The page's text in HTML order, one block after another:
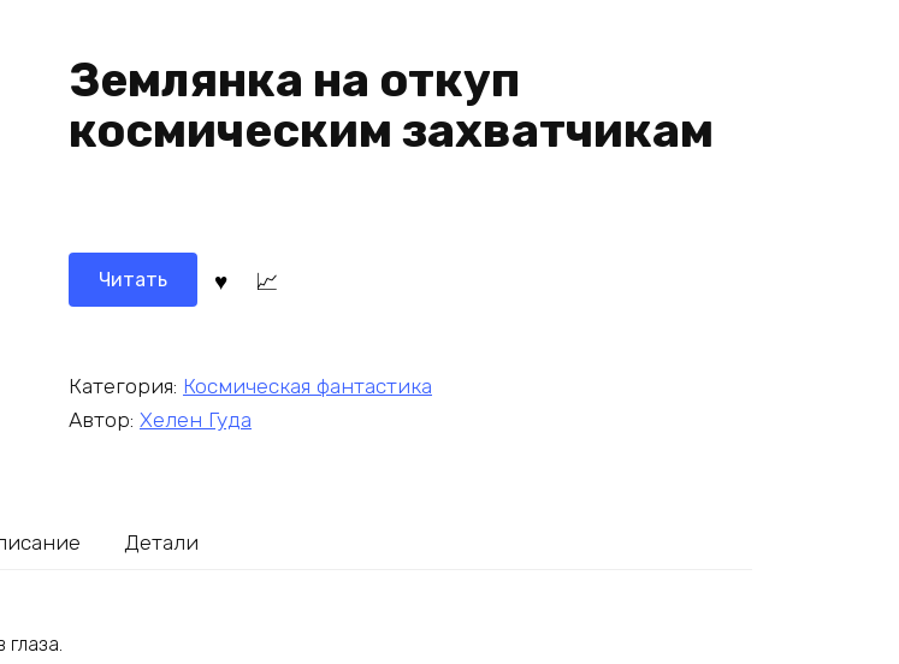
Землянка на откуп
космическим захватчикам
Читать
Категория: Космическая фантастика
Автор: Хелен Гуда
Детали
глаза.